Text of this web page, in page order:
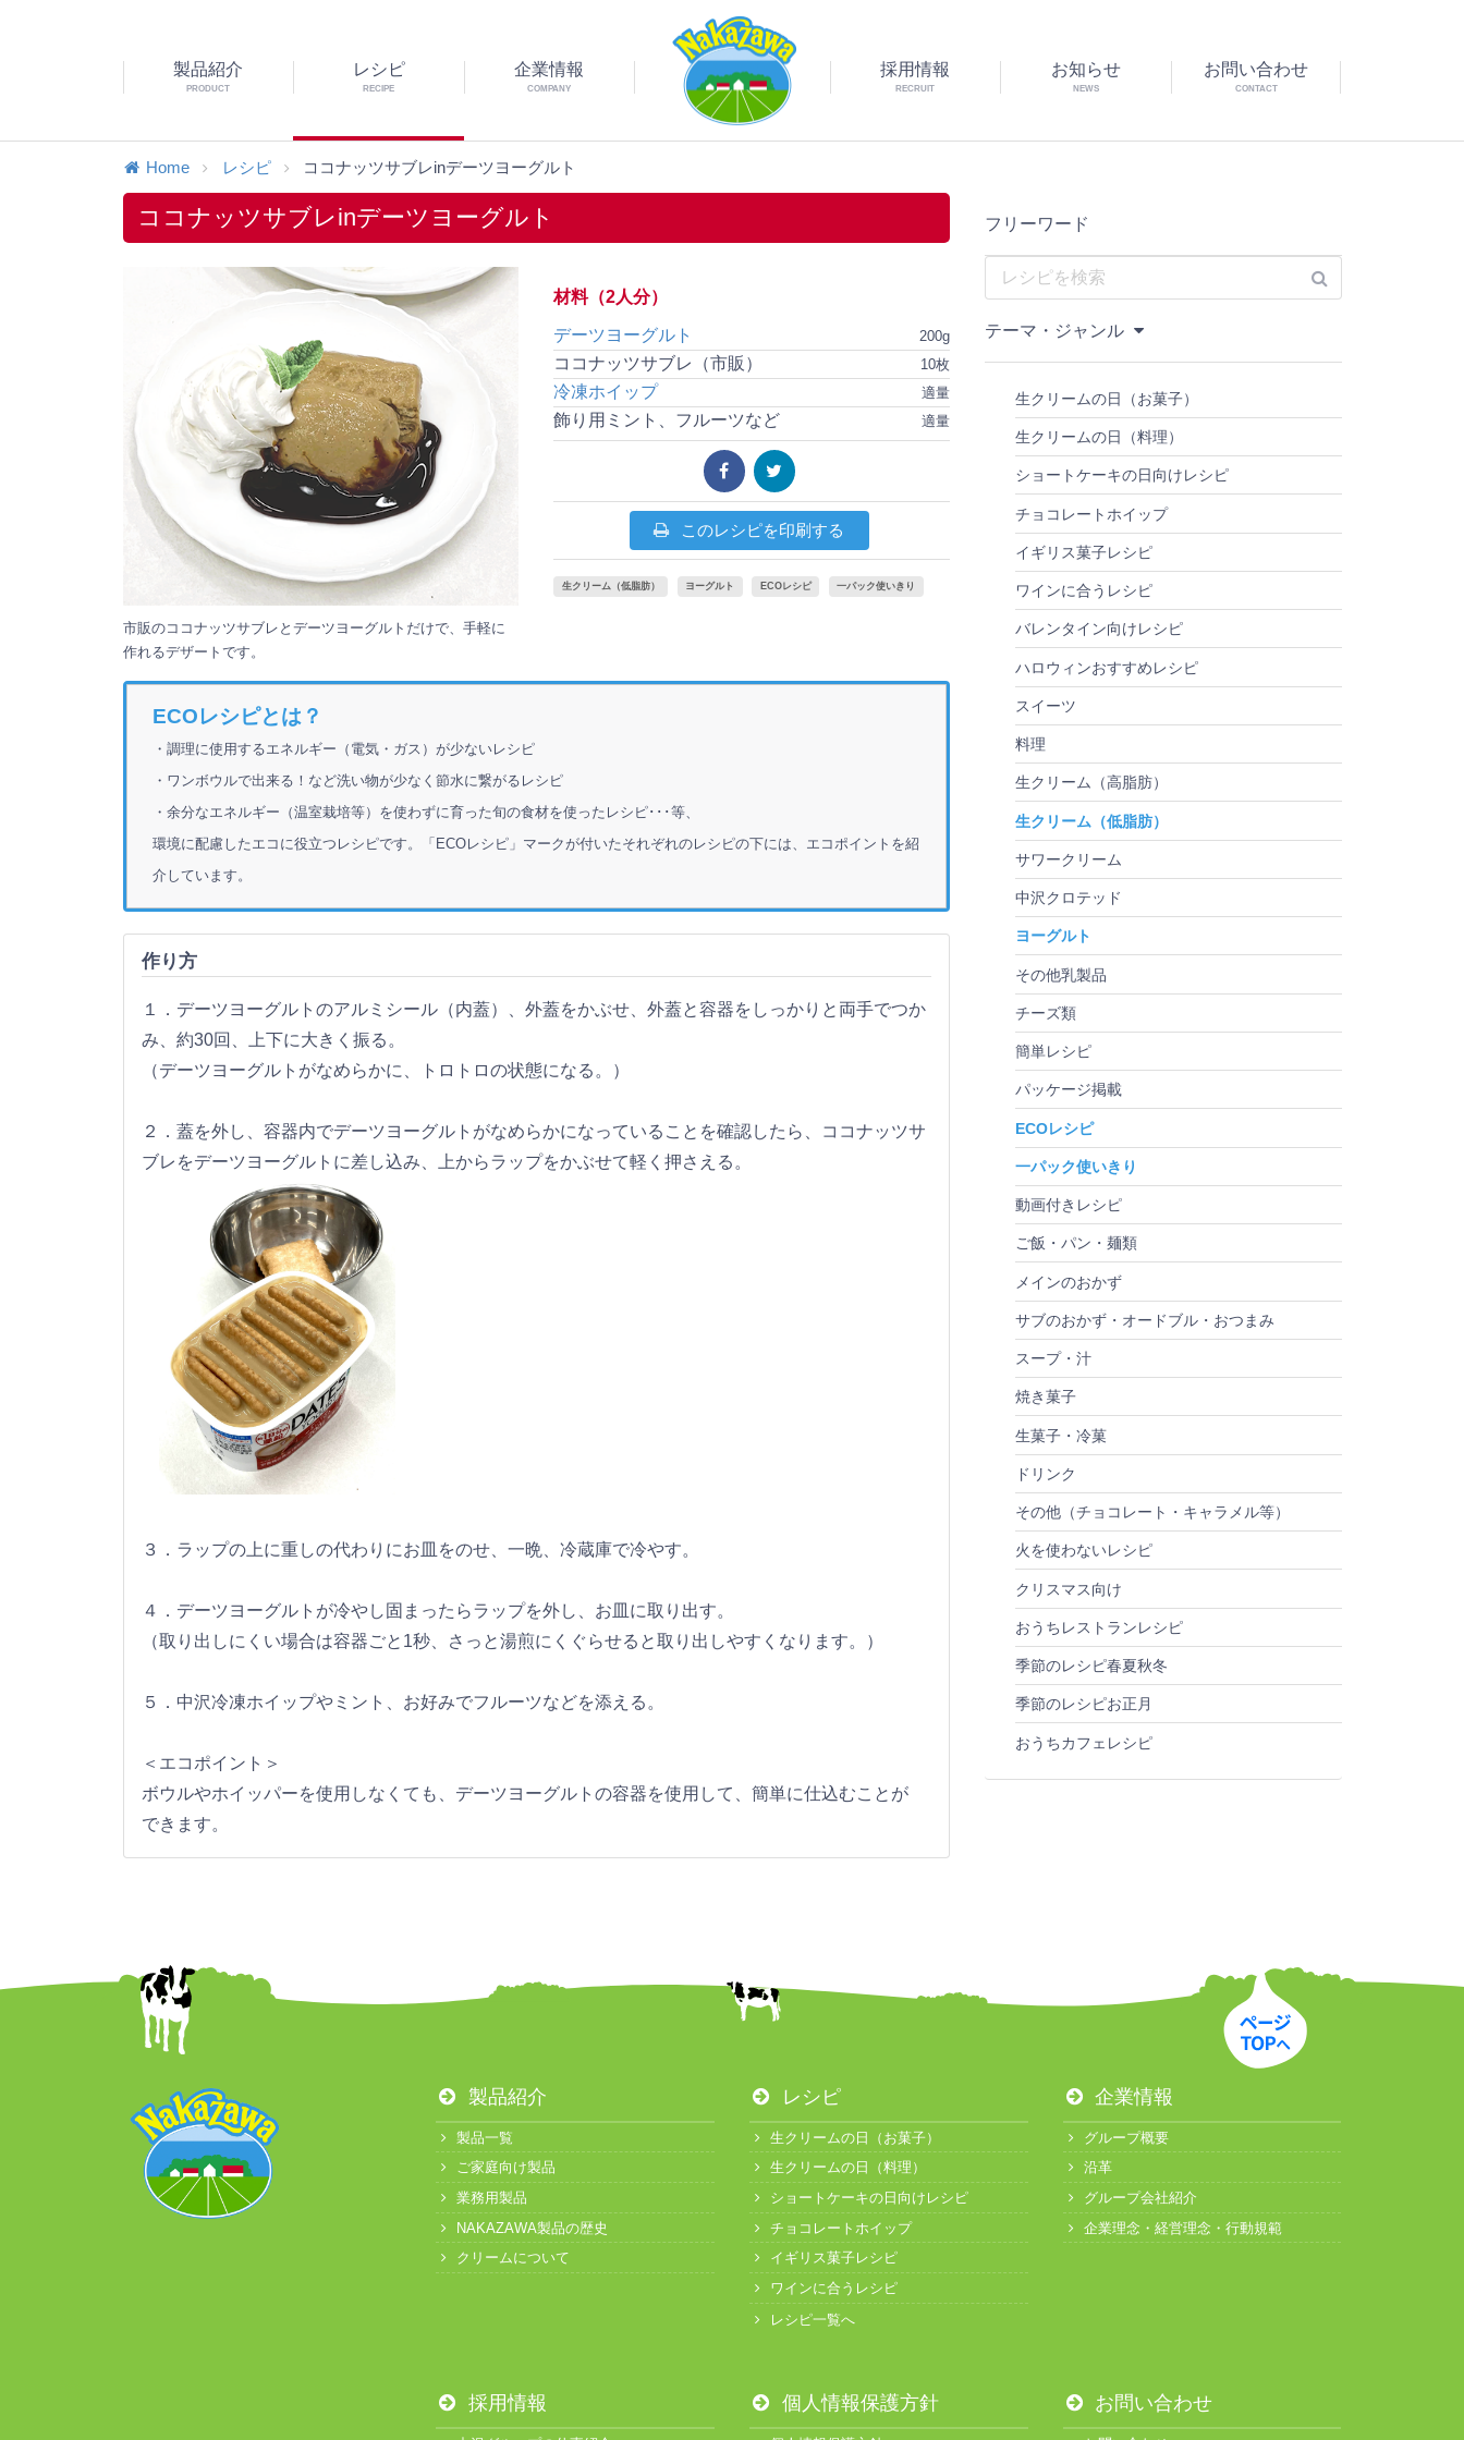
製品紹介
PRODUCT
レシピ
RECIPE
企業情報
COMPANY
採用情報
RECRUIT
お知らせ
NEWS
お問い合わせ
CONTACT
Home レシピ ココナッツサブレinデーツヨーグルト
ココナッツサブレinデーツヨーグルト
市販のココナッツサブレとデーツヨーグルトだけで、手軽に
作れるデザートです。
材料（2人分）
200g
デーツヨーグルト
10枚
ココナッツサブレ（市販）
適量
冷凍ホイップ
適量
飾り用ミント、フルーツなど
このレシピを印刷する
生クリーム（低脂肪） ヨーグルト ECOレシピ 一パック使いきり
ECOレシピとは？
・調理に使用するエネルギー（電気・ガス）が少ないレシピ
・ワンボウルで出来る！など洗い物が少なく節水に繋がるレシピ
・余分なエネルギー（温室栽培等）を使わずに育った旬の食材を使ったレシピ･･･等、
環境に配慮したエコに役立つレシピです。「ECOレシピ」マークが付いたそれぞれのレシピの下には、エコポイントを紹
介しています。
作り方
１．デーツヨーグルトのアルミシール（内蓋）、外蓋をかぶせ、外蓋と容器をしっかりと両手でつか
み、約30回、上下に大きく振る。
（デーツヨーグルトがなめらかに、トロトロの状態になる。）
２．蓋を外し、容器内でデーツヨーグルトがなめらかになっていることを確認したら、ココナッツサ
ブレをデーツヨーグルトに差し込み、上からラップをかぶせて軽く押さえる。
３．ラップの上に重しの代わりにお皿をのせ、一晩、冷蔵庫で冷やす。
４．デーツヨーグルトが冷やし固まったらラップを外し、お皿に取り出す。
（取り出しにくい場合は容器ごと1秒、さっと湯煎にくぐらせると取り出しやすくなります。）
５．中沢冷凍ホイップやミント、お好みでフルーツなどを添える。
＜エコポイント＞
ボウルやホイッパーを使用しなくても、デーツヨーグルトの容器を使用して、簡単に仕込むことが
できます。
フリーワード
テーマ・ジャンル
生クリームの日（お菓子）
生クリームの日（料理）
ショートケーキの日向けレシピ
チョコレートホイップ
イギリス菓子レシピ
ワインに合うレシピ
バレンタイン向けレシピ
ハロウィンおすすめレシピ
スイーツ
料理
生クリーム（高脂肪）
生クリーム（低脂肪）
サワークリーム
中沢クロテッド
ヨーグルト
その他乳製品
チーズ類
簡単レシピ
パッケージ掲載
ECOレシピ
一パック使いきり
動画付きレシピ
ご飯・パン・麺類
メインのおかず
サブのおかず・オードブル・おつまみ
スープ・汁
焼き菓子
生菓子・冷菓
ドリンク
その他（チョコレート・キャラメル等）
火を使わないレシピ
クリスマス向け
おうちレストランレシピ
季節のレシピ春夏秋冬
季節のレシピお正月
おうちカフェレシピ
製品紹介
製品一覧
ご家庭向け製品
業務用製品
NAKAZAWA製品の歴史
クリームについて
レシピ
生クリームの日（お菓子）
生クリームの日（料理）
ショートケーキの日向けレシピ
チョコレートホイップ
イギリス菓子レシピ
ワインに合うレシピ
レシピ一覧へ
企業情報
グループ概要
沿革
グループ会社紹介
企業理念・経営理念・行動規範
採用情報 個人情報保護方針 お問い合わせ